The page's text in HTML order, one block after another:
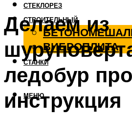
СТЕКЛОРЕЗ
СТРОИТЕЛЬНЫЙ
ВИБРОПЛИТА
СТАНКИ
МЕНЮ
Делаем из
ледобур
инструкция